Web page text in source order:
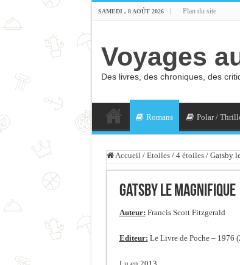
SAMEDI , 8 AOÛT 2026 Plan du site
Voyages
Des livres, des chroniques, des
Romans Polar /
Accueil / Etoiles / 4 étoiles / Gatsby
Gatsby le magnifique
Auteur: Francis Scott Fitzgerald
Editeur: Le Livre de Poche – 1976